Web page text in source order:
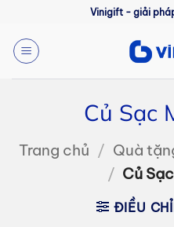
nội
dung
Vinigift - giải
Củ Sạc
Trang chủ / Quà
/ Củ
ĐIỀU